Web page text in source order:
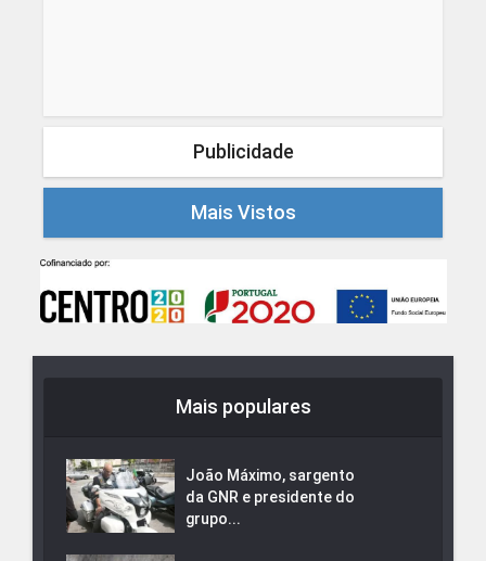
Publicidade
Mais Vistos
Mais populares
João Máximo, sargento
da GNR e presidente do
grupo...